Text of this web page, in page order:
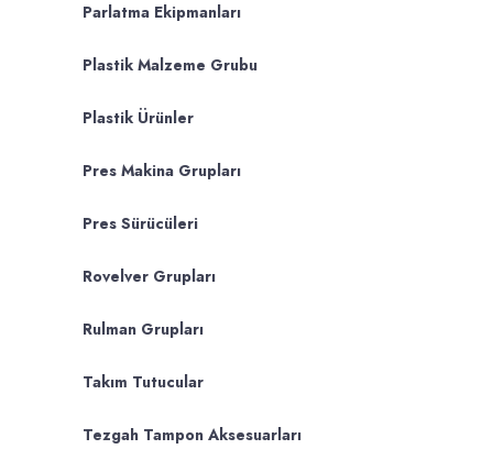
Parlatma Ekipmanları
Plastik Malzeme Grubu
Plastik Ürünler
Pres Makina Grupları
Pres Sürücüleri
Rovelver Grupları
Rulman Grupları
Takım Tutucular
Tezgah Tampon Aksesuarları